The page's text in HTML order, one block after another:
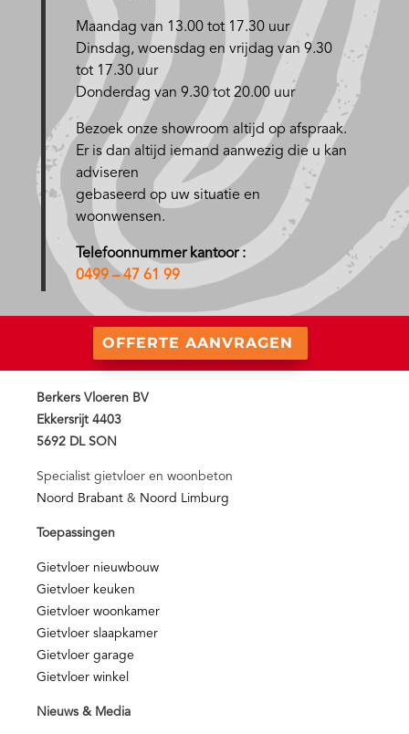
Maandag van 13.00 tot 17.30 uur
Dinsdag, woensdag en vrijdag van 9.30
tot 17.30 uur
Donderdag van 9.30 tot 20.00 uur
Bezoek onze showroom altijd op afspraak.
Er is dan altijd iemand aanwezig die u kan
adviseren
gebaseerd op uw situatie en
woonwensen.
Telefoonnummer kantoor :
0499 – 47 61 99
OFFERTE AANVRAGEN
Berkers Vloeren BV
Ekkersrijt 4403
5692 DL SON
Specialist gietvloer en woonbeton
Noord Brabant & Noord Limburg
Toepassingen
Gietvloer nieuwbouw
Gietvloer keuken
Gietvloer woonkamer
Gietvloer slaapkamer
Gietvloer garage
Gietvloer winkel
Nieuws & Media